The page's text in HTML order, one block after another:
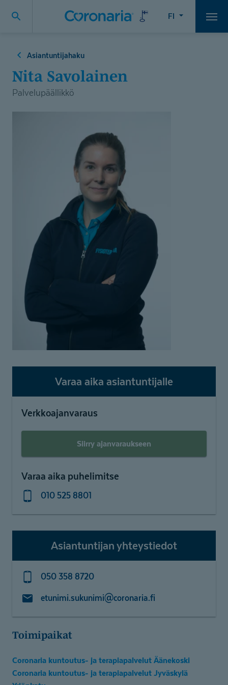
FI
Asiantuntijahaku
Nita Savolainen
Palvelupäällikkö
Varaa aika asiantuntijalle
Verkkoajanvaraus
Siirry ajanvaraukseen
Varaa aika puhelimitse
010 525 8801
Asiantuntijan yhteystiedot
050 358 8720
etunimi.sukunimi@coronaria.fi
Toimipaikat
Coronaria kuntoutus- ja terapiapalvelut Äänekoski
Coronaria kuntoutus- ja terapiapalvelut Jyväskylä